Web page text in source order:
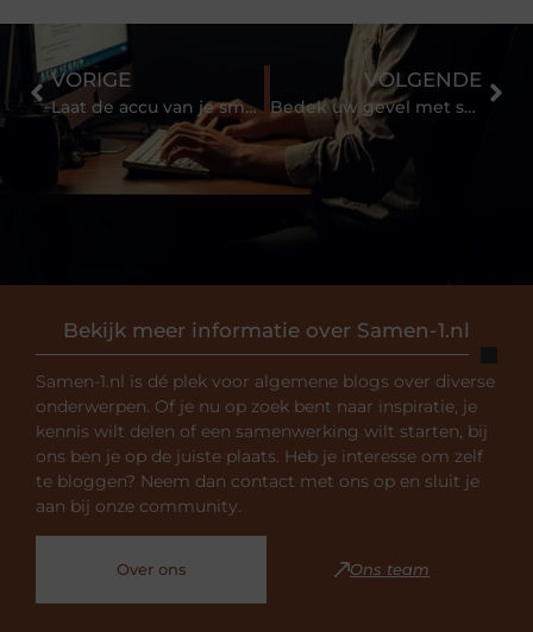
Bekijk meer informatie over Samen-1.nl
Samen-1.nl is dé plek voor algemene blogs over diverse
onderwerpen. Of je nu op zoek bent naar inspiratie, je
kennis wilt delen of een samenwerking wilt starten, bij
ons ben je op de juiste plaats. Heb je interesse om zelf
te bloggen? Neem dan contact met ons op en sluit je
aan bij onze community.
Over ons Ons team
VORIGE
Laat de accu van je smartphone zo lang mogelijk mee gaan
VOLGENDE
Bedek uw gevel met sandwichpanelen